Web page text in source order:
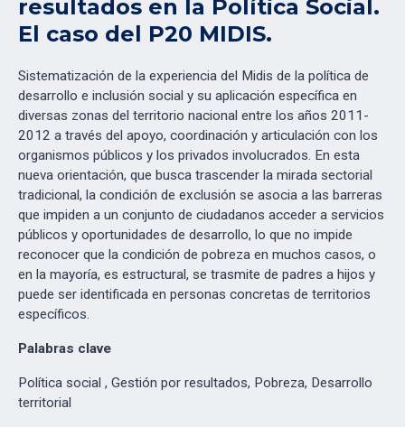
resultados en la Política Social.
El caso del P20 MIDIS.
Sistematización de la experiencia del Midis de la política de
desarrollo e inclusión social y su aplicación específica en
diversas zonas del territorio nacional entre los años 2011-
2012 a través del apoyo, coordinación y articulación con los
organismos públicos y los privados involucrados. En esta
nueva orientación, que busca trascender la mirada sectorial
tradicional, la condición de exclusión se asocia a las barreras
que impiden a un conjunto de ciudadanos acceder a servicios
públicos y oportunidades de desarrollo, lo que no impide
reconocer que la condición de pobreza en muchos casos, o
en la mayoría, es estructural, se trasmite de padres a hijos y
puede ser identificada en personas concretas de territorios
específicos.
Palabras clave
Política social , Gestión por resultados, Pobreza, Desarrollo
territorial